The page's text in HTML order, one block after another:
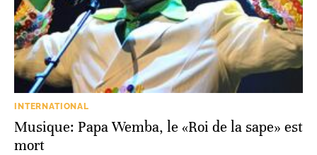
INTERNATIONAL
Musique: Papa Wemba, le «Roi de la sape» est
mort